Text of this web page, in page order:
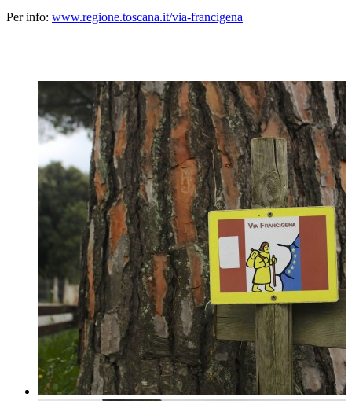
Per info: www.regione.toscana.it/via-francigena